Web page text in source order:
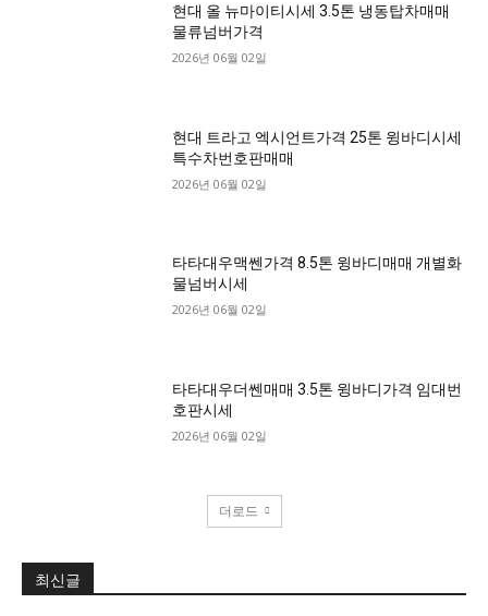
현대 올 뉴마이티시세 3.5톤 냉동탑차매매
물류넘버가격
2026년 06월 02일
현대 트라고 엑시언트가격 25톤 윙바디시세
특수차번호판매매
2026년 06월 02일
타타대우맥쎈가격 8.5톤 윙바디매매 개별화
물넘버시세
2026년 06월 02일
타타대우더쎈매매 3.5톤 윙바디가격 임대번
호판시세
2026년 06월 02일
더로드
최신글